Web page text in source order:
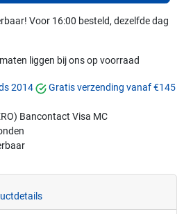
Voor 16:00 besteld, dezelfde dag
liggen bij ons op voorraad
2014
Gratis verzending vanaf €145
Bancontact Visa MC